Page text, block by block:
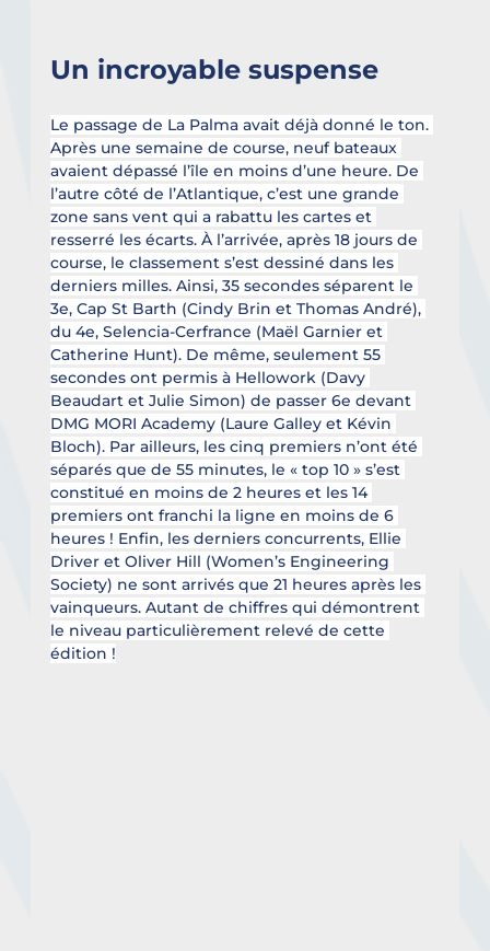
Un incroyable suspense
Le passage de La Palma avait déjà donné le ton.
Après une semaine de course, neuf bateaux
avaient dépassé l’île en moins d’une heure. De
l’autre côté de l’Atlantique, c’est une grande
zone sans vent qui a rabattu les cartes et
resserré les écarts. À l’arrivée, après 18 jours de
course, le classement s’est dessiné dans les
derniers milles. Ainsi, 35 secondes séparent le
3e, Cap St Barth (Cindy Brin et Thomas André),
du 4e, Selencia-Cerfrance (Maël Garnier et
Catherine Hunt). De même, seulement 55
secondes ont permis à Hellowork (Davy
Beaudart et Julie Simon) de passer 6e devant
DMG MORI Academy (Laure Galley et Kévin
Bloch). Par ailleurs, les cinq premiers n’ont été
séparés que de 55 minutes, le « top 10 » s’est
constitué en moins de 2 heures et les 14
premiers ont franchi la ligne en moins de 6
heures ! Enfin, les derniers concurrents, Ellie
Driver et Oliver Hill (Women’s Engineering
Society) ne sont arrivés que 21 heures après les
vainqueurs. Autant de chiffres qui démontrent
le niveau particulièrement relevé de cette
édition !